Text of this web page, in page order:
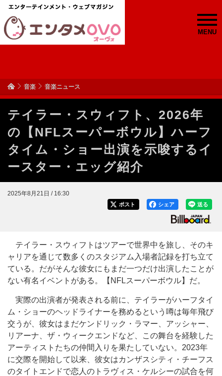
MENU
音楽 音楽ニュース
テイラー・スウィフト、2026年
の【NFLスーパーボウル】ハーフ
タイム・ショー出演を示唆するイ
ースター・エッグ紹介
2025年8月21日 / 16:30
送る
シェア
ポスト
テイラー・スウィフトはツアーで世界中を旅し、そのキ
ャリアを通じて数多くのスタジアム入場者記録を打ち立て
ている。だがそんな彼女にもまだ一つだけ出演したことが
ない有名イベントがある。【NFLスーパーボウル】だ。
実際の出演者が発表される前に、テイラーがハーフタイ
ム・ショーのヘッドライナーを務めるという噂は毎年飛び
交うが、彼女はまだケンドリック・ラマー、アッシャー、
リアーナ、ザ・ウィークエンドなど、この舞台を経験した
アーティストたちの仲間入りを果たしていない。2023年
に交際を開始して以来、彼女はカンザスシティ・チーフス
のタイトエンドで恋人のトラヴィス・ケルシーの試合を何